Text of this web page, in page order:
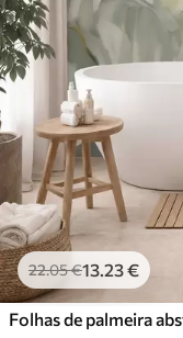
22.05€13 .23€